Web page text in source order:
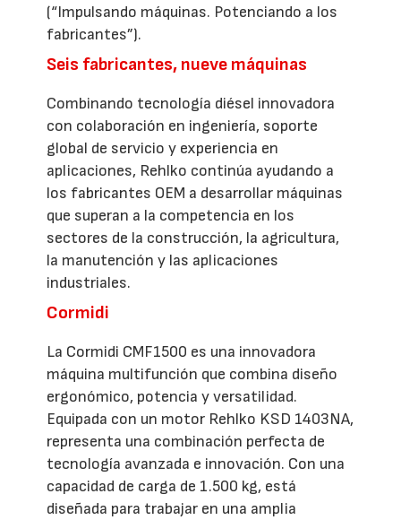
(“Impulsando máquinas. Potenciando a los
fabricantes”).
Seis fabricantes, nueve máquinas
Combinando tecnología diésel innovadora
con colaboración en ingeniería, soporte
global de servicio y experiencia en
aplicaciones, Rehlko continúa ayudando a
los fabricantes OEM a desarrollar máquinas
que superan a la competencia en los
sectores de la construcción, la agricultura,
la manutención y las aplicaciones
industriales.
Cormidi
La Cormidi CMF1500 es una innovadora
máquina multifunción que combina diseño
ergonómico, potencia y versatilidad.
Equipada con un motor Rehlko KSD 1403NA,
representa una combinación perfecta de
tecnología avanzada e innovación. Con una
capacidad de carga de 1.500 kg, está
diseñada para trabajar en una amplia